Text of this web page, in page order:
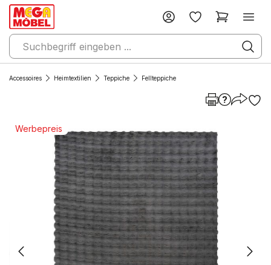
Accessoires Heimtextilien Teppiche Fellteppiche
Werbepreis